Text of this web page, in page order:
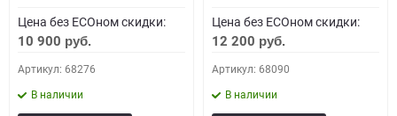
Цена без ECOном скидки:
10 900 руб.
Артикул: 68276
В наличии
Цена без ECOном скидки:
12 200 руб.
Артикул: 68090
В наличии